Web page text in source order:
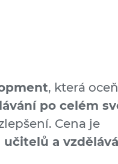
, která
po celém
Cena je
a